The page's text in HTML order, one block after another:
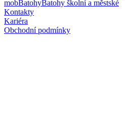
mobBatohyBatohy školní a městské
Kontakty
Kariéra
Obchodní podmínky